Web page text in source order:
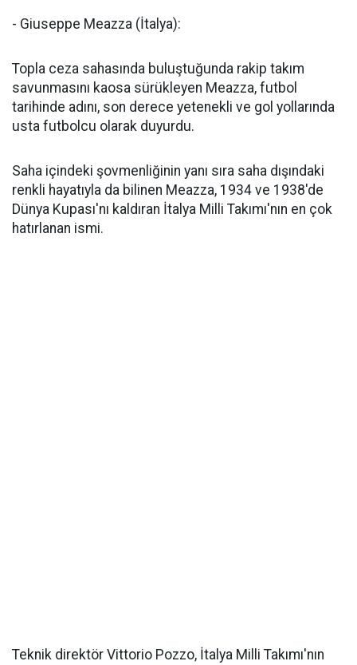
- Giuseppe Meazza (İtalya):
Topla ceza sahasında buluştuğunda rakip takım
savunmasını kaosa sürükleyen Meazza, futbol
tarihinde adını, son derece yetenekli ve gol yollarında
usta futbolcu olarak duyurdu.
Saha içindeki şovmenliğinin yanı sıra saha dışındaki
renkli hayatıyla da bilinen Meazza, 1934 ve 1938'de
Dünya Kupası'nı kaldıran İtalya Milli Takımı'nın en çok
hatırlanan ismi.
Teknik direktör Vittorio Pozzo, İtalya Milli Takımı'nın